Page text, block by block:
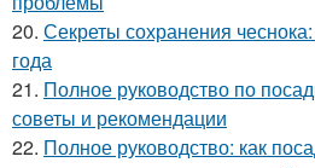
20. Секреты сохранения
года
21. Полное руководство по
советы и рекомендации
22. Полное руководство: как